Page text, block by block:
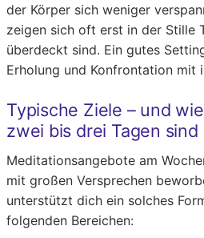
der Körper sich weniger
zeigen sich oft erst in der Stille
überdeckt sind. Ein gutes
Erholung und Konfrontation mit
Typische Ziele – und
zwei bis drei Tagen sind
Meditationsangebote am
mit großen Versprechen
unterstützt dich ein solches
folgenden Bereichen: